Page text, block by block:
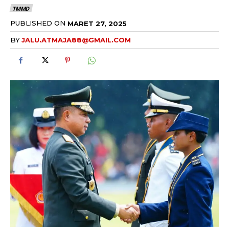
TMMD
PUBLISHED ON MARET 27, 2025
BYJALU.ATMAJA88@GMAIL.COM